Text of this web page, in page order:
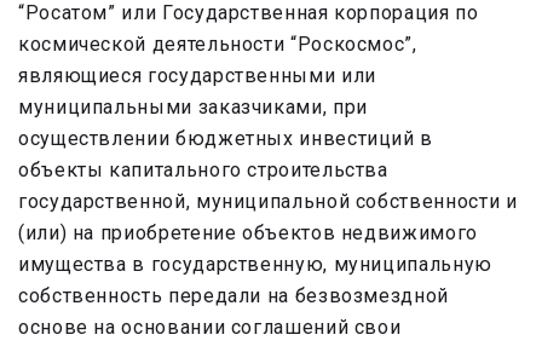
“Росатом” или Государственная корпорация по
космической деятельности “Роскосмос”,
являющиеся государственными или
муниципальными заказчиками, при
осуществлении бюджетных инвестиций в
объекты капитального строительства
государственной, муниципальной собственности и
(или) на приобретение объектов недвижимого
имущества в государственную, муниципальную
собственность передали на безвозмездной
основе на основании соглашений свои